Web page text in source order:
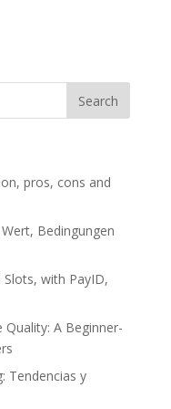
pros, cons and
Bedingungen
with PayID,
Quality: A Beginner-
Tendencias y